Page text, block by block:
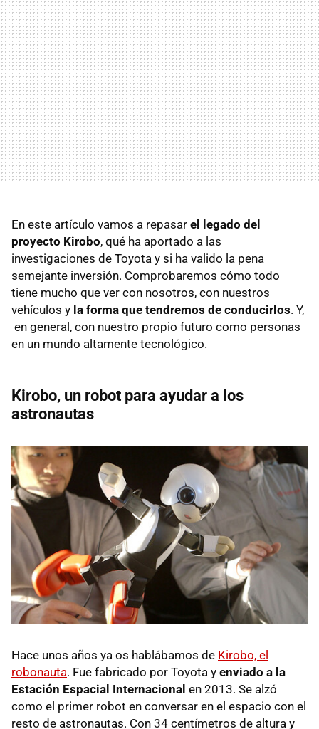
En este artículo vamos a repasar el legado del
proyecto Kirobo, qué ha aportado a las
investigaciones de Toyota y si ha valido la pena
semejante inversión. Comprobaremos cómo todo
tiene mucho que ver con nosotros, con nuestros
vehículos y la forma que tendremos de conducirlos. Y,
en general, con nuestro propio futuro como personas
en un mundo altamente tecnológico.
Kirobo, un robot para ayudar a los
astronautas
Hace unos años ya os hablábamos de Kirobo, el
robonauta. Fue fabricado por Toyota y enviado a la
Estación Espacial Internacional en 2013. Se alzó
como el primer robot en conversar en el espacio con el
resto de astronautas. Con 34 centímetros de altura y